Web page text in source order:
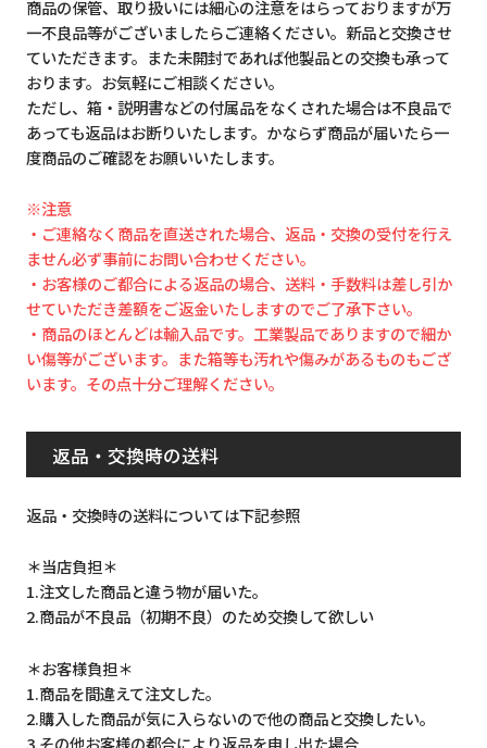
商品の保管、取り扱いには細心の注意をはらっておりますが万
一不良品等がございましたらご連絡ください。新品と交換させ
ていただきます。また未開封であれば他製品との交換も承って
おります。お気軽にご相談ください。
ただし、箱・説明書などの付属品をなくされた場合は不良品で
あっても返品はお断りいたします。かならず商品が届いたら一
度商品のご確認をお願いいたします。
※注意
・ご連絡なく商品を直送された場合、返品・交換の受付を行え
ません必ず事前にお問い合わせください。
・お客様のご都合による返品の場合、送料・手数料は差し引か
せていただき差額をご返金いたしますのでご了承下さい。
・商品のほとんどは輸入品です。工業製品でありますので細か
い傷等がございます。また箱等も汚れや傷みがあるものもござ
います。その点十分ご理解ください。
返品・交換時の送料
返品・交換時の送料については下記参照
＊当店負担＊
1.注文した商品と違う物が届いた。
2.商品が不良品（初期不良）のため交換して欲しい
＊お客様負担＊
1.商品を間違えて注文した。
2.購入した商品が気に入らないので他の商品と交換したい。
3.その他お客様の都合により返品を申し出た場合